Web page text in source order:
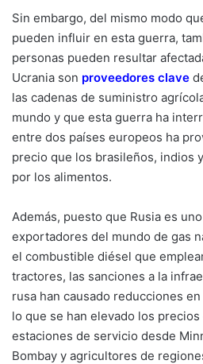
Sin embargo, del mismo modo
pueden influir en esta guerra,
personas pueden resultar
Ucrania son proveedores clave
las cadenas de suministro
mundo y que esta guerra ha
entre dos países europeos ha
precio que los brasileños, indios
por los alimentos.
Además, puesto que Rusia es
exportadores del mundo de gas
el combustible diésel que
tractores, las sanciones a la
rusa han causado reducciones
lo que se han elevado los
estaciones de servicio desde
Bombay y agricultores de